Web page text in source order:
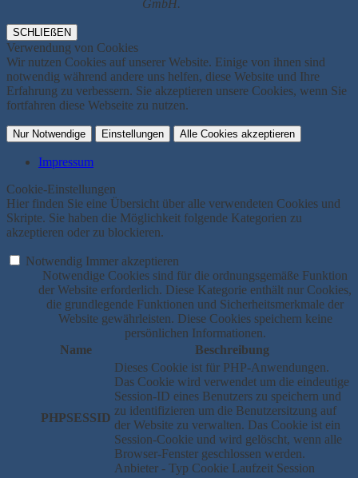
GmbH.
SCHLIEßEN
Verwendung von Cookies
Wir nutzen Cookies auf unserer Website. Einige von ihnen sind
notwendig während andere uns helfen, diese Website und Ihre
Erfahrung zu verbessern. Sie akzeptieren unsere Cookies, wenn Sie
fortfahren diese Webseite zu nutzen.
Nur Notwendige Einstellungen Alle Cookies akzeptieren
Impressum
Cookie-Einstellungen
Hier finden Sie eine Übersicht über alle verwendeten Cookies und
Skripte. Sie haben die Möglichkeit folgende Kategorien zu
akzeptieren oder zu blockieren.
Notwendig Immer akzeptieren
Notwendige Cookies sind für die ordnungsgemäße Funktion
der Website erforderlich. Diese Kategorie enthält nur Cookies,
die grundlegende Funktionen und Sicherheitsmerkmale der
Website gewährleisten. Diese Cookies speichern keine
persönlichen Informationen.
Name
Beschreibung
PHPSESSID
Dieses Cookie ist für PHP-Anwendungen.
Das Cookie wird verwendet um die eindeutige
Session-ID eines Benutzers zu speichern und
zu identifizieren um die Benutzersitzung auf
der Website zu verwalten. Das Cookie ist ein
Session-Cookie und wird gelöscht, wenn alle
Browser-Fenster geschlossen werden.
Anbieter - Typ Cookie Laufzeit Session